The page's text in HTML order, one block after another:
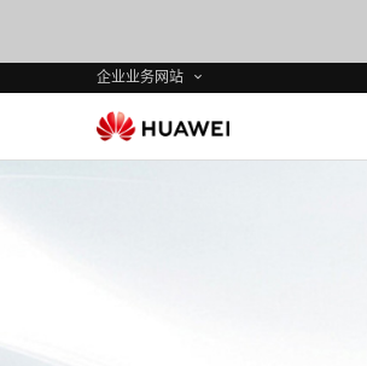
企业业务网站